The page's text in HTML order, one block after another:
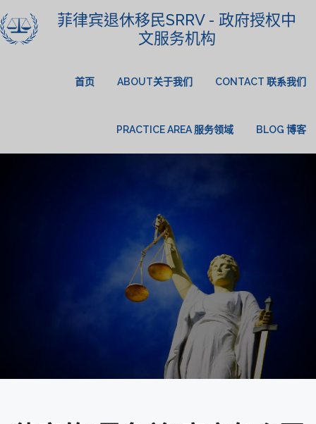
菲律宾退休移民SRRV - 政府授权中
文服务机构
首页 ABOUT关于我们 CONTACT 联系我们
PRACTICE AREA 服务领域 BLOG 博客